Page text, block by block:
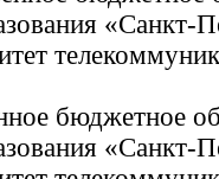
бюджетное
«Санкт-